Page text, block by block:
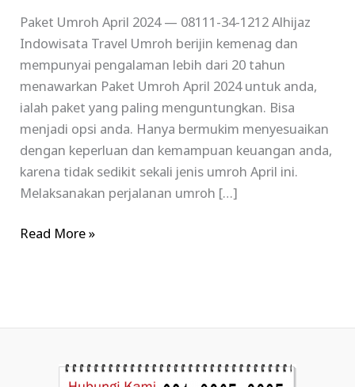
Paket Umroh April 2024 — 08111-34-1212 Alhijaz
Indowisata Travel Umroh berijin kemenag dan
mempunyai pengalaman lebih dari 20 tahun
menawarkan Paket Umroh April 2024 untuk anda,
ialah paket yang paling menguntungkan. Bisa
menjadi opsi anda. Hanya bermukim menyesuaikan
dengan keperluan dan kemampuan keuangan anda,
karena tidak sedikit sekali jenis umroh April ini.
Melaksanakan perjalanan umroh […]
Read More »